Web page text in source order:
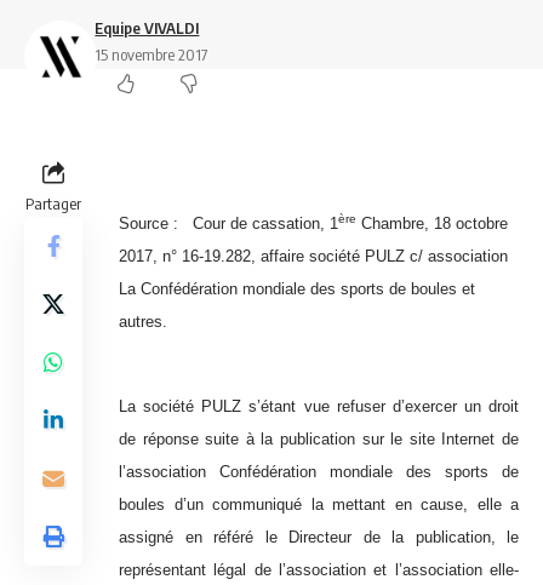
Equipe VIVALDI
15 novembre 2017
Partager
Source : Cour de cassation, 1ère Chambre, 18 octobre
2017, n° 16-19.282, affaire société PULZ c/ association
La Confédération mondiale des sports de boules et
autres.
La société PULZ s’étant vue refuser d’exercer un droit
de réponse suite à la publication sur le site Internet de
l’association Confédération mondiale des sports de
boules d’un communiqué la mettant en cause, elle a
assigné en référé le Directeur de la publication, le
représentant légal de l’association et l’association elle-